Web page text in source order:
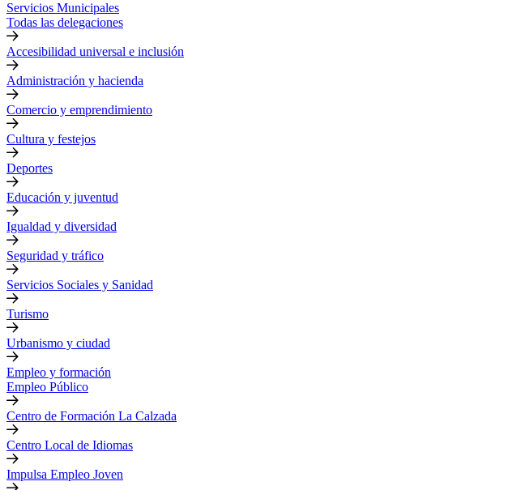
Servicios Municipales
Todas las delegaciones
Accesibilidad universal e inclusión
Administración y hacienda
Comercio y emprendimiento
Cultura y festejos
Deportes
Educación y juventud
Igualdad y diversidad
Seguridad y tráfico
Servicios Sociales y Sanidad
Turismo
Urbanismo y ciudad
Empleo y formación
Empleo Público
Centro de Formación La Calzada
Centro Local de Idiomas
Impulsa Empleo Joven